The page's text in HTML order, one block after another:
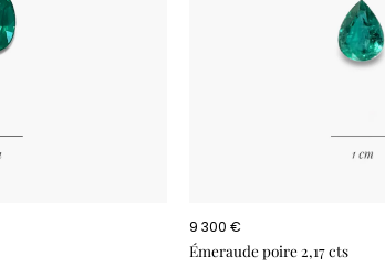
Émeraude poire 2,17 cts
9 300 €